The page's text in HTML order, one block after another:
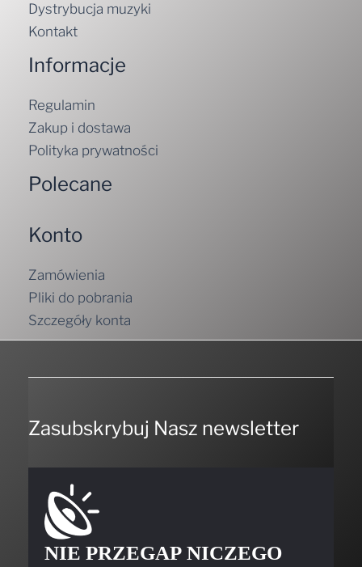
Dystrybucja muzyki
Kontakt
Informacje
Regulamin
Zakup i dostawa
Polityka prywatności
Polecane
Konto
Zamówienia
Pliki do pobrania
Szczegóły konta
Zasubskrybuj Nasz newsletter
NIE PRZEGAP NICZEGO